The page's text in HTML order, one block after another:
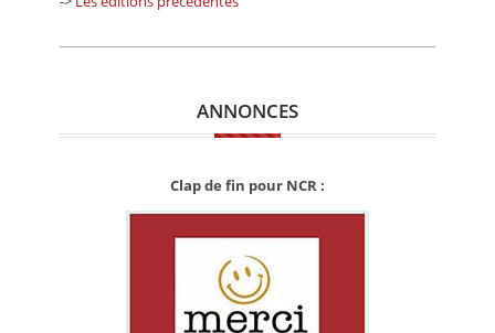
ANNONCES
Clap de fin pour NCR :